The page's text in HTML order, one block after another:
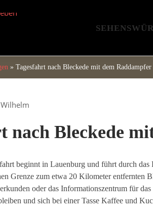
» Tagesfahrt nach Bleckede mit dem
nach Bleckede
beginnt in Lauenburg und führt durch
Grenze zum etwa 20 Kilometer entfernten
oder das Informationszentrum für
und sich bei einer Tasse Kaffee und